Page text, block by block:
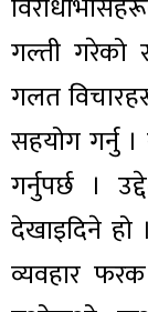
गल्ती गरेको
गलत
सहयोग गर्नु
गर्नुपर्छ ।
देखाइदिने
व्यवहार